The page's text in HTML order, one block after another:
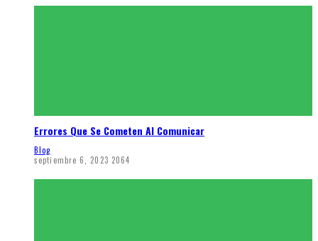
Errores Que Se Cometen Al Comunicar
Blog
septiembre 6, 2023 2064